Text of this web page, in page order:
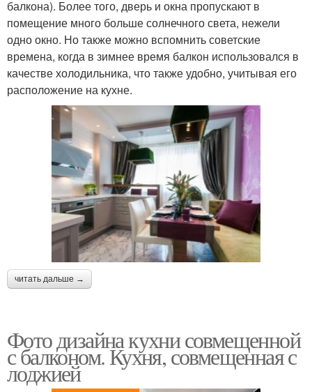
балкона). Более того, дверь и окна пропускают в
помещение много больше солнечного света, нежели
одно окно. Но также можно вспомнить советские
времена, когда в зимнее время балкон использовался в
качестве холодильника, что также удобно, учитывая его
расположение на кухне.
читать дальше →
Фото дизайна кухни совмещенной
с балконом. Кухня, совмещенная с
лоджией